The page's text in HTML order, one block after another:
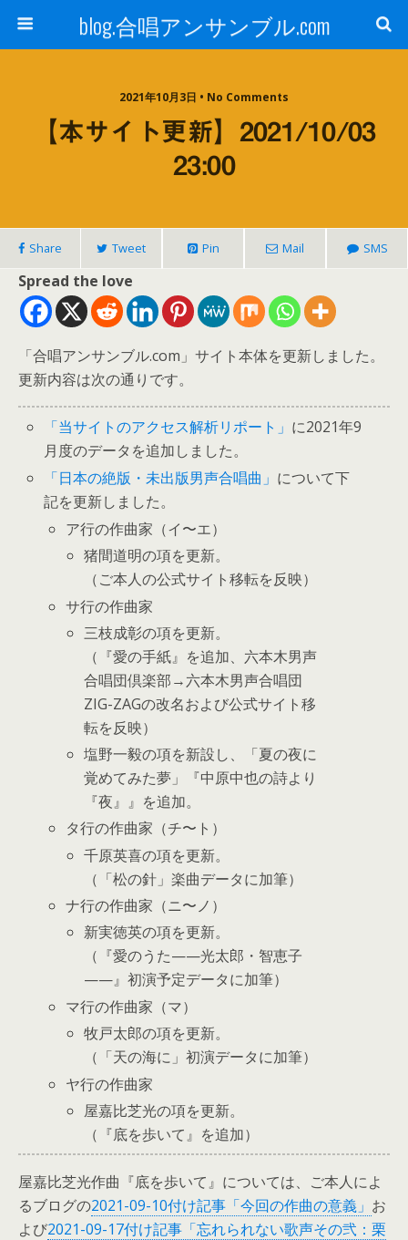
blog.合唱アンサンブル.com
2021年10月3日 • No Comments
【本サイト更新】2021/10/03
23:00
Share Tweet Pin Mail SMS
Spread the love
「合唱アンサンブル.com」サイト本体を更新しました。
更新内容は次の通りです。
「当サイトのアクセス解析リポート」 に2021年9
月度のデータを追加しました。
「日本の絶版・未出版男声合唱曲」 について下
記を更新しました。
ア行の作曲家（イ〜エ）
猪間道明の項を更新。
（ご本人の公式サイト移転を反映）
サ行の作曲家
三枝成彰の項を更新。
（『愛の手紙』を追加、六本木男声
合唱団倶楽部→六本木男声合唱団
ZIG-ZAGの改名および公式サイト移
転を反映）
塩野一毅の項を新設し、「夏の夜に
覚めてみた夢」『中原中也の詩より
『夜』』を追加。
タ行の作曲家（チ〜ト）
千原英喜の項を更新。
（「松の針」楽曲データに加筆）
ナ行の作曲家（ニ〜ノ）
新実徳英の項を更新。
（『愛のうた——光太郎・智恵子
——』初演予定データに加筆）
マ行の作曲家（マ）
牧戸太郎の項を更新。
（「天の海に」初演データに加筆）
ヤ行の作曲家
屋嘉比芝光の項を更新。
（『底を歩いて』を追加）
屋嘉比芝光作曲『底を歩いて』については、ご本人によ
るブログの2021-09-10付け記事「今回の作曲の意義」 お
よび2021-09-17付け記事「忘れられない歌声その弐：栗